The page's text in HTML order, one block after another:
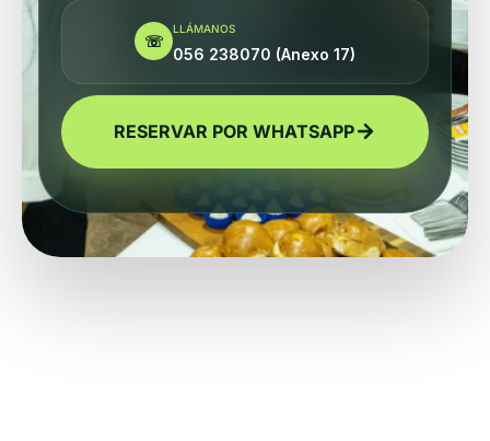
☏
LLÁMANOS
056 238070 (Anexo 17)
RESERVAR POR WHATSAPP